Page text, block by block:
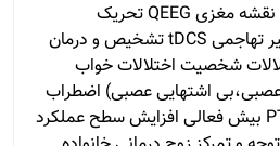
روانشناس و نوروتراپیست نقشه مغزی QEEG تحریک
الکتریکی فراجمجمه ای غیر تهاجمی tDCS تشخیص و درمان
شخصیت اختلالات خواب
اشتهایی عصبی) اضطراب
افسردگی فوبیا پنیک PTSD بیش فعالی افزایش سطح عملکرد